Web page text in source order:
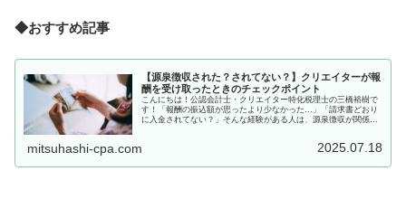
◆おすすめ記事
【源泉徴収された？されてない？】クリエイターが報
酬を受け取ったときのチェックポイント
こんにちは！公認会計士・クリエイター特化税理士の三橋裕樹で
す！「報酬の振込額が思ったより少なかった…」「請求書どおり
に入金されてない？」そんな経験がある人は、源泉徴収が関係し
mitsuhashi-cpa.com 2025.07.18